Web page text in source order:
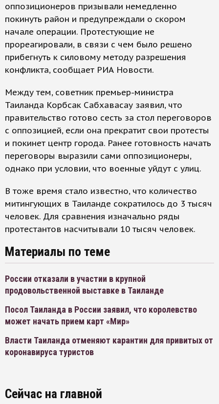
оппозиционеров призывали немедленно
покинуть район и предупреждали о скором
начале операции. Протестующие не
прореагировали, в связи с чем было решено
прибегнуть к силовому методу разрешения
конфликта, сообщает РИА Новости.
Между тем, советник премьер-министра
Таиланда Корбсак Сабхавасау заявил, что
правительство готово сесть за стол переговоров
с оппозицией, если она прекратит свои протесты
и покинет центр города. Ранее готовность начать
переговоры выразили сами оппозиционеры,
однако при условии, что военные уйдут с улиц.
В тоже время стало известно, что количество
митингующих в Таиланде сократилось до 3 тысяч
человек. Для сравнения изначально ряды
протестантов насчитывали 10 тысяч человек.
Материалы по теме
России отказали в участии в крупной
продовольственной выставке в Таиланде
Посол Таиланда в России заявил, что королевство
может начать прием карт «Мир»
Власти Таиланда отменяют карантин для привитых от
коронавируса туристов
Сейчас на главной